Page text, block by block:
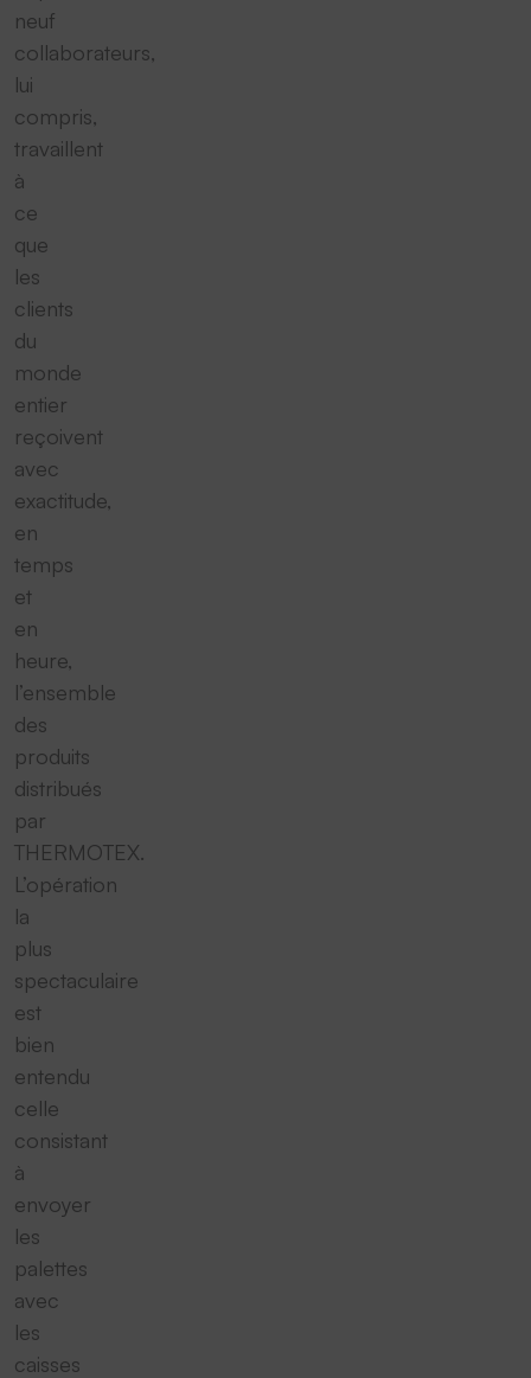
neuf
collaborateurs,
lui
compris,
travaillent
à
ce
que
les
clients
du
monde
entier
reçoivent
avec
exactitude,
en
temps
et
en
heure,
l’ensemble
des
produits
distribués
par
THERMOTEX.
L’opération
la
plus
spectaculaire
est
bien
entendu
celle
consistant
à
envoyer
les
palettes
avec
les
caisses